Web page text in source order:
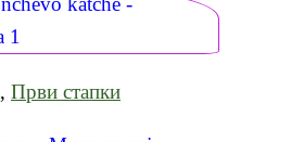
, Први стапки